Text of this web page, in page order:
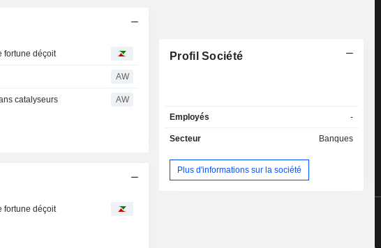
fortune déçoit
AW
catalyseurs AW
fortune déçoit
Profil Société
Employés -
Secteur Banques
Plus d'informations sur la société